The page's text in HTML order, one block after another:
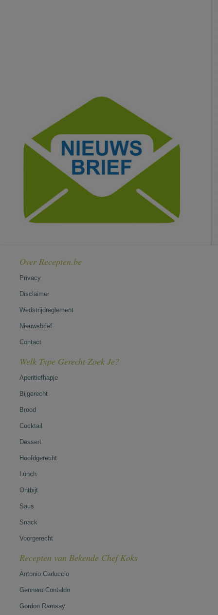
Over Recepten.be
Privacy
Disclaimer
Wedstrijdreglement
Nieuwsbrief
Contact
Welk Type Gerecht Zoek Je?
Aperitiefhapje
Bijgerecht
Brood
Cocktail
Dessert
Hoofdgerecht
Lunch
Ontbijt
Saus
Snack
Voorgerecht
Recepten van Bekende Chef Koks
Antonio Carluccio
Gennaro Contaldo
Gordon Ramsay